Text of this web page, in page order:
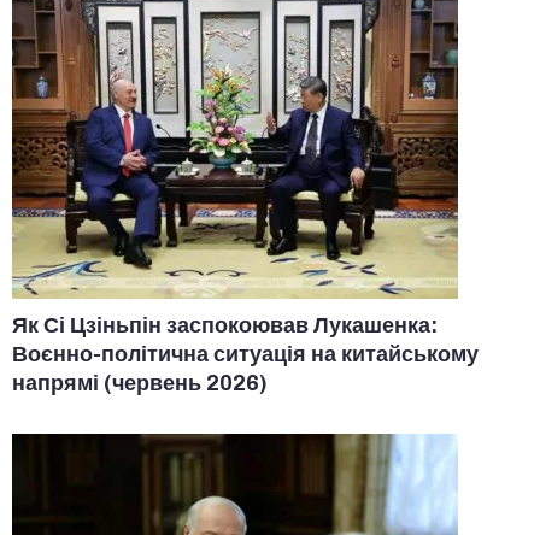
Як Сі Цзіньпін заспокоював Лукашенка:
Воєнно-політична ситуація на китайському
напрямі (червень 2026)